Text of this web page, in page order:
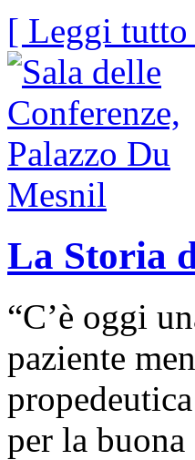
[ Leggi
La Storia
“C’è oggi
paziente
per la